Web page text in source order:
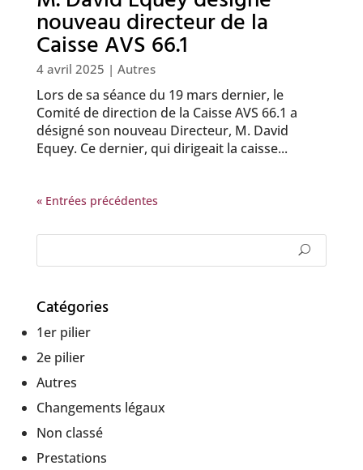
nouveau directeur de la
Caisse AVS 66.1
4 avril 2025 | Autres
Lors de sa séance du 19 mars dernier, le
Comité de direction de la Caisse AVS 66.1 a
désigné son nouveau Directeur, M. David
Equey. Ce dernier, qui dirigeait la caisse...
« Entrées précédentes
Catégories
1er pilier
2e pilier
Autres
Changements légaux
Non classé
Prestations